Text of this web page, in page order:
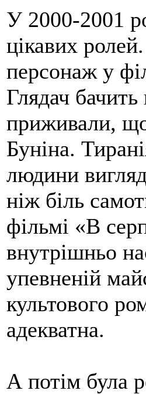
У 2000-2001
цікавих
персонаж у
Глядач
приживали,
Буніна.
людини
ніж біль
фільмі «В
внутрішньо
упевненій
культового
адекватна.
А потім була